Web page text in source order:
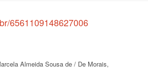
6561109148627006
Almeida Sousa de / De Morais,